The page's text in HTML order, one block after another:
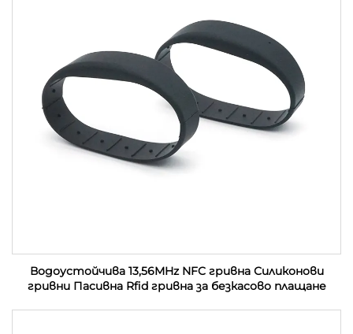
Водоустойчива 13,56MHz NFC гривна Силиконови
гривни Пасивна Rfid гривна за безкасово плащане